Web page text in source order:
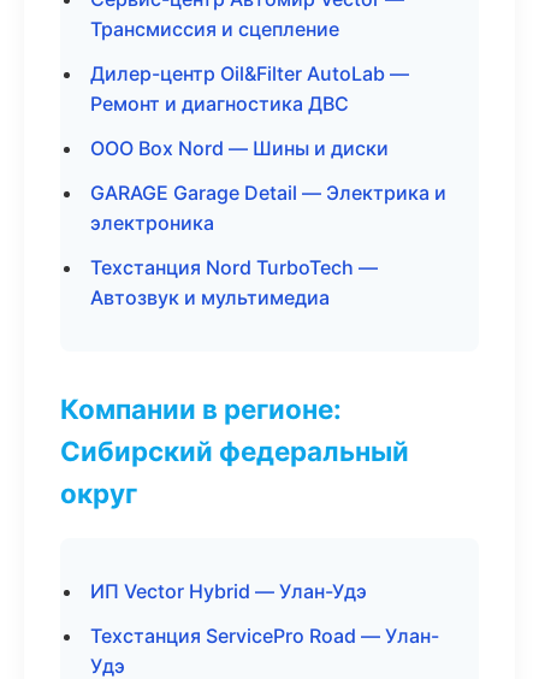
Трансмиссия и сцепление
Дилер-центр Oil&Filter AutoLab —
Ремонт и диагностика ДВС
ООО Box Nord — Шины и диски
GARAGE Garage Detail — Электрика и
электроника
Техстанция Nord TurboTech —
Автозвук и мультимедиа
Компании в регионе:
Сибирский федеральный
округ
ИП Vector Hybrid — Улан-Удэ
Техстанция ServicePro Road — Улан-
Удэ